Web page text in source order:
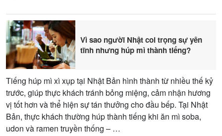
Vì sao người Nhật coi trọng sự yên
tĩnh nhưng húp mì thành tiếng?
Tiếng húp mì xì xụp tại Nhật Bản hình thành từ nhiều thế kỷ
trước, giúp thực khách tránh bỏng miệng, cảm nhận hương
vị tốt hơn và thể hiện sự tán thưởng cho đầu bếp. Tại Nhật
Bản, thực khách thường húp thành tiếng khi ăn mì soba,
udon và ramen truyền thống – …